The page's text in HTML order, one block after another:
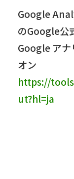
Google
のGoogle公
Google アナ
オン
https://
ut?hl=ja